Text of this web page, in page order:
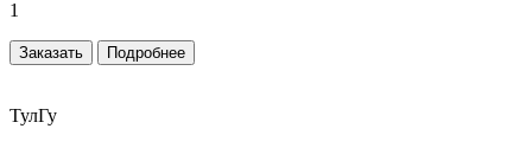
1
Заказать Подробнее
ТулГу